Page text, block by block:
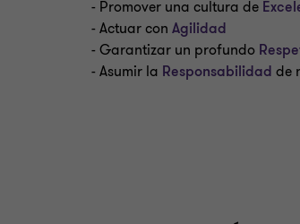
- Promover una cultura de
- Actuar con Agilidad
- Garantizar un profundo
- Asumir la Responsabilidad de